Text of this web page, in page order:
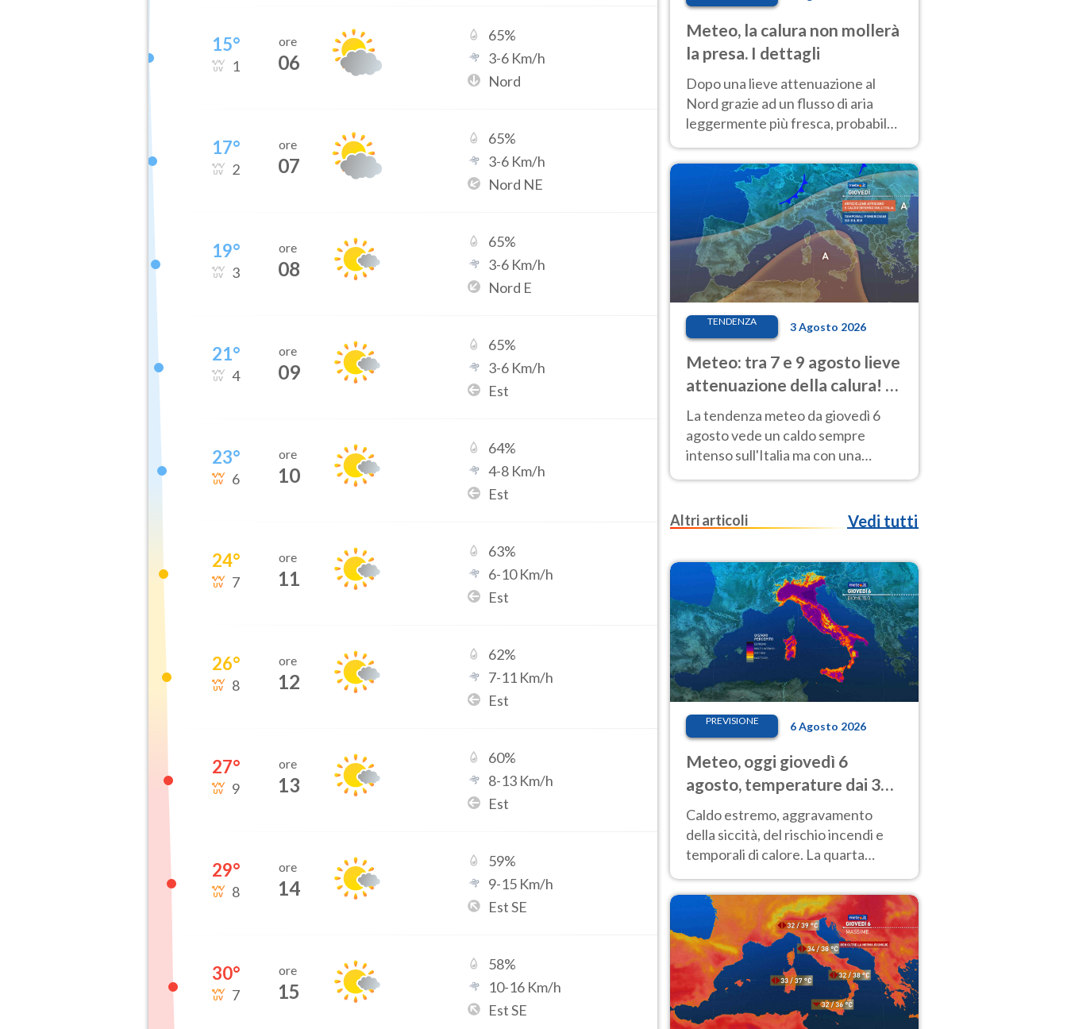
15°
1
ore
06
65%
3-6 Km/h
Nord
17°
2
ore
07
65%
3-6 Km/h
Nord NE
19°
3
ore
08
65%
3-6 Km/h
Nord E
21°
4
ore
09
65%
3-6 Km/h
Est
23°
6
ore
10
64%
4-8 Km/h
Est
24°
7
ore
11
63%
6-10Km/h
Est
26°
8
ore
12
62%
7-11 Km/h
Est
27°
9
ore
13
60%
8-13 Km/h
Est
29°
8
ore
14
59%
9-15 Km/h
Est SE
30°
7
ore
15
58%
10-16 Km/h
Est SE
Meteo, la calura non mollerà
la presa. I dettagli
Dopo una lieve attenuazione al
Nord grazie ad un flusso di aria
leggermente più fresca, probabile
africano entro Ferragosto
TENDENZA 3 Agosto 2026
Meteo: tra 7 e 9 agosto lieve
attenuazione della calura! Al
Nord rischio temporali
La tendenza meteo da giovedì 6
agosto vede un caldo sempre
intenso sull'Italia ma con una
parziale e lieve attenuazione tra il 7
Altri articoli
Vedi tutti
PREVISIONE 6 Agosto 2026
Meteo, oggi giovedì 6
agosto, temperature dai 33
ai 40 gradi
Caldo estremo, aggravamento
della siccità, del rischio incendi e
temporali di calore. La quarta
tregua e durerà fino Ferragosto